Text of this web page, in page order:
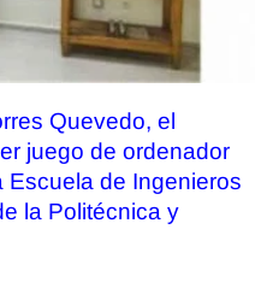
Quevedo, el
juego de ordenador
Escuela de Ingenieros
la Politécnica y